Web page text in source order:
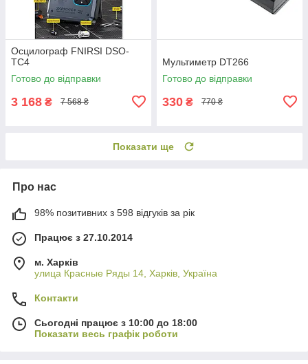
Осцилограф FNIRSI DSO-
TC4
Готово до відправки
3 168 ₴ 7 568 ₴
Мультиметр DT266
Готово до відправки
330 ₴ 770 ₴
Показати ще
Про нас
98% позитивних з 598 відгуків за рік
Працює з 27.10.2014
м. Харків
улица Красные Ряды 14, Харків, Україна
Контакти
Сьогодні працює з 10:00 до 18:00
Показати весь графік роботи